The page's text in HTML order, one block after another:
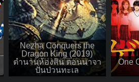
Nezha Conquers the
Dragon King (2019)
ตำนานห้องสิน ตอนนาจา
ปั่นป่วนทะเล
One